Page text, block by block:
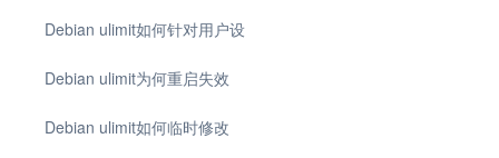
Debian ulimit如何针对用户设
Debian ulimit为何重启失效
Debian ulimit如何临时修改